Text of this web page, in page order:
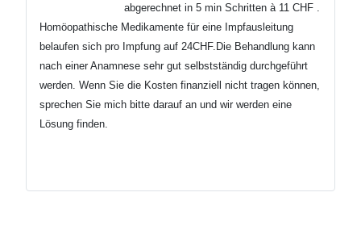
abgerechnet in 5 min Schritten à 11 CHF .
Homöopathische Medikamente für eine Impfausleitung
belaufen sich pro Impfung auf 24CHF.Die Behandlung kann
nach einer Anamnese sehr gut selbstständig durchgeführt
werden. Wenn Sie die Kosten finanziell nicht tragen können,
sprechen Sie mich bitte darauf an und wir werden eine
Lösung finden.